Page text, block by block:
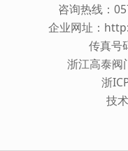
咨询热线：
企业网址：
传真号
浙江高泰阀
浙
技